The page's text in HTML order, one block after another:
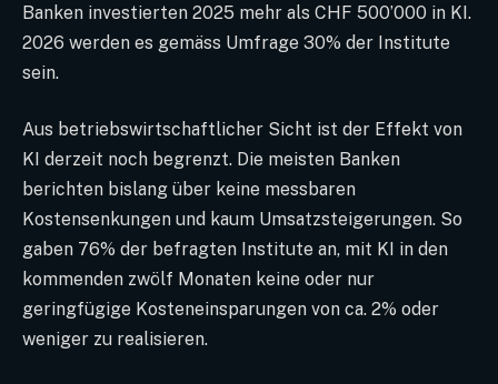
Banken investierten 2025 mehr als CHF 500’000 in KI.
2026 werden es gemäss Umfrage 30% der Institute
sein.
Aus betriebswirtschaftlicher Sicht ist der Effekt von
KI derzeit noch begrenzt. Die meisten Banken
berichten bislang über keine messbaren
Kostensenkungen und kaum Umsatzsteigerungen. So
gaben 76% der befragten Institute an, mit KI in den
kommenden zwölf Monaten keine oder nur
geringfügige Kosteneinsparungen von ca. 2% oder
weniger zu realisieren.